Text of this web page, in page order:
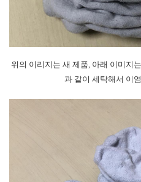
위의 이리지는 새 제품, 아래 이미지
과 같이 세탁해서 이